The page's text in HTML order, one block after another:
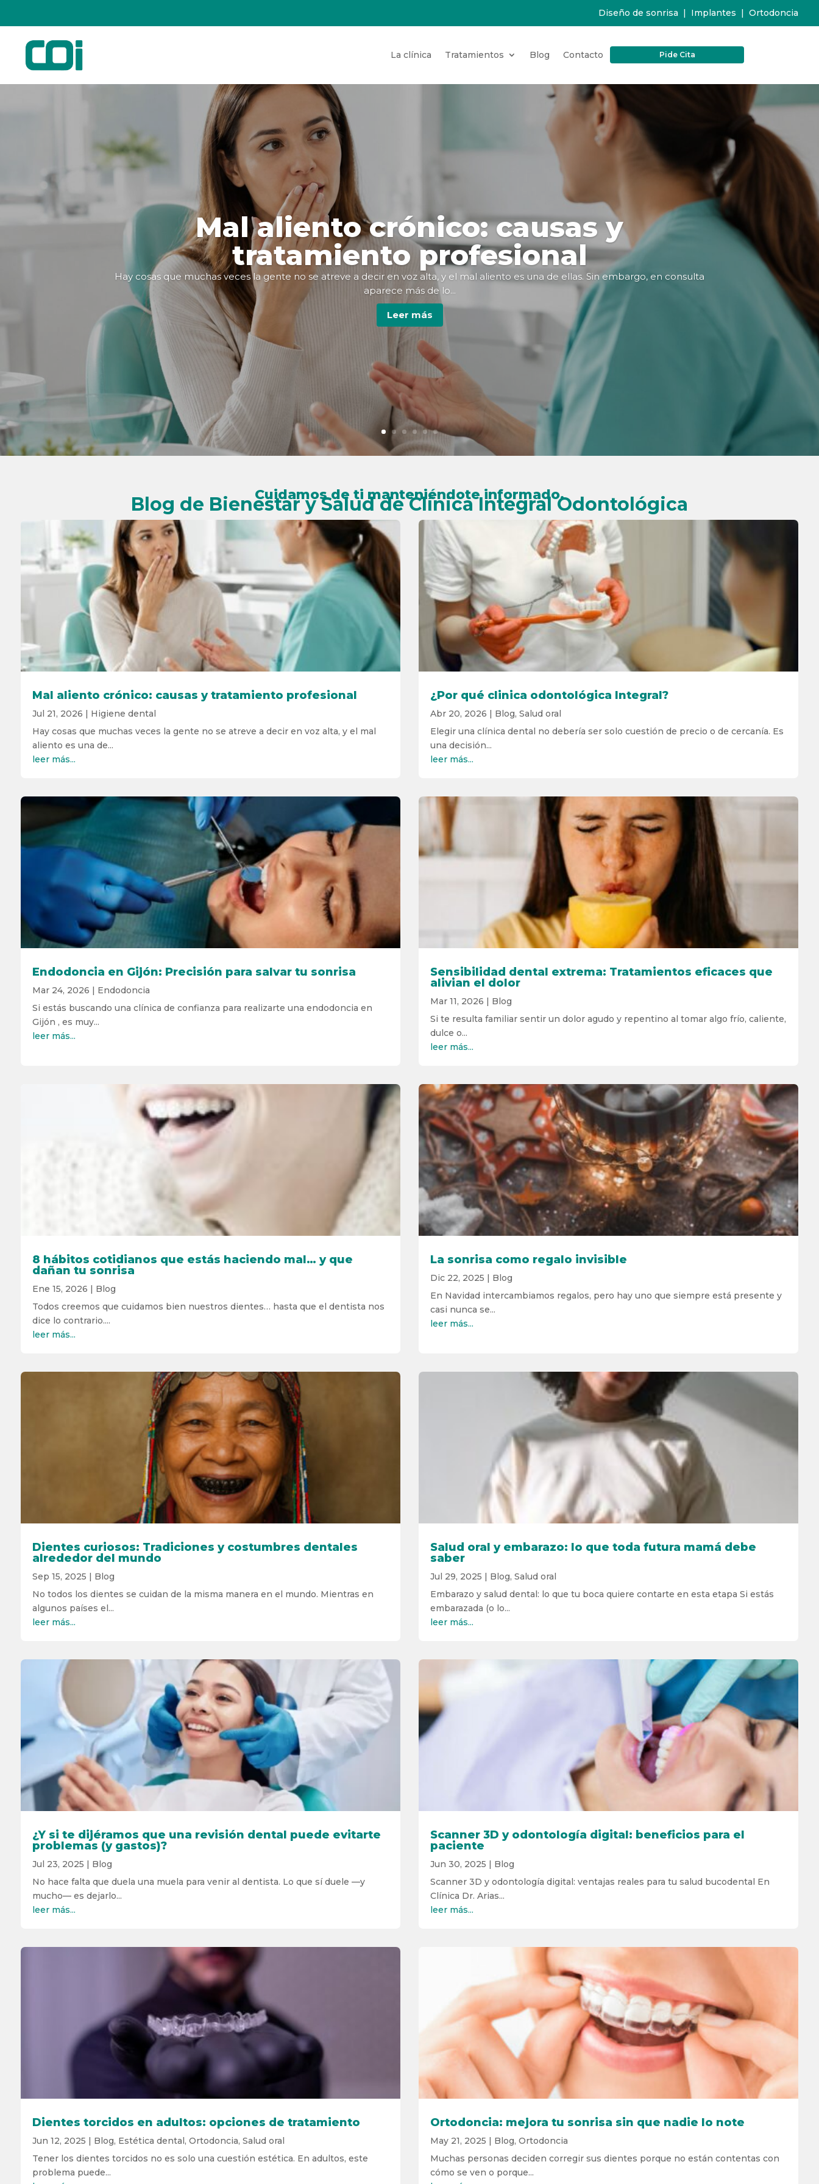
Diseño de sonrisa | Implantes |Ortodoncia
La clínica Tratamientos Blog Contacto Pide Cita
Mal aliento crónico: causas y
tratamiento profesional
Hay cosas que muchas veces la gente no se atreve a decir en voz alta, y el mal aliento es una de ellas. Sin embargo, en consulta
aparece más de lo...
Leer más
Cuidamos de ti manteniéndote informado.
Blog de Bienestar y Salud de Clínica Integral Odontológica
Mal aliento crónico: causas y tratamiento profesional
Jul 21, 2026
Higiene dental
Hay cosas que muchas veces la gente no se atreve a decir en voz alta, y el mal
aliento es una de...
leer más...
¿Por qué clinica odontológica Integral?
Abr 20, 2026 Blog, Salud oral
Elegir una clínica dental no debería ser solo cuestión de precio o de cercanía. Es
una decisión...
leer más...
Endodoncia en Gijón: Precisión para salvar tu sonrisa
Mar 24, 2026
Endodoncia
Si estás buscando una clínica de confianza para realizarte una endodoncia en
Gijón , es muy...
leer más...
Sensibilidad dental extrema: Tratamientos eficaces que
alivian el dolor
Mar 11, 2026
Blog
Si te resulta familiar sentir un dolor agudo y repentino al tomar algo frío, caliente,
dulce o...
leer más...
8 hábitos cotidianos que estás haciendo mal… y que
dañan tu sonrisa
Ene 15, 2026
Blog
Todos creemos que cuidamos bien nuestros dientes… hasta que el dentista nos
dice lo contrario....
leer más...
La sonrisa como regalo invisible
Dic 22, 2025
Blog
En Navidad intercambiamos regalos, pero hay uno que siempre está presente y
casi nunca se...
leer más...
Dientes curiosos: Tradiciones y costumbres dentales
alrededor del mundo
Sep 15, 2025
Blog
No todos los dientes se cuidan de la misma manera en el mundo. Mientras en
algunos países el...
leer más...
Salud oral y embarazo: lo que toda futura mamá debe
saber
Jul 29, 2025 Blog, Salud oral
Embarazo y salud dental: lo que tu boca quiere contarte en esta etapa Si estás
embarazada (o lo...
leer más...
¿Y si te dijéramos que una revisión dental puede evitarte
problemas (y gastos)?
Jul 23, 2025
Blog
No hace falta que duela una muela para venir al dentista. Lo que sí duele —y
mucho— es dejarlo...
leer más...
Scanner 3D y odontología digital: beneficios para el
paciente
Jun 30, 2025
Blog
Scanner 3D y odontología digital: ventajas reales para tu salud bucodental En
Clínica Dr. Arias...
leer más...
Dientes torcidos en adultos: opciones de tratamiento
Jun 12, 2025 Blog, Estética dental , Ortodoncia, Salud oral
Tener los dientes torcidos no es solo una cuestión estética. En adultos, este
problema puede...
Ortodoncia: mejora tu sonrisa sin que nadie lo note
May 21, 2025 Blog, Ortodoncia
Muchas personas deciden corregir sus dientes porque no están contentas con
cómo se ven o porque...